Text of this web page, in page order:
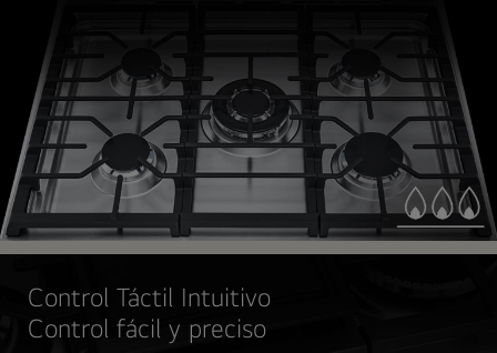
Control Táctil Intuitivo
Control fácil y preciso